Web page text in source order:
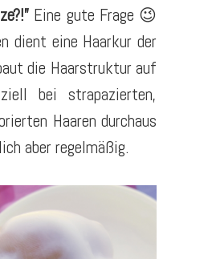
Eine gute Frage 😉
dient eine Haarkur der
die Haarstruktur auf
bei strapazierten,
Haaren durchaus
aber regelmäßig.